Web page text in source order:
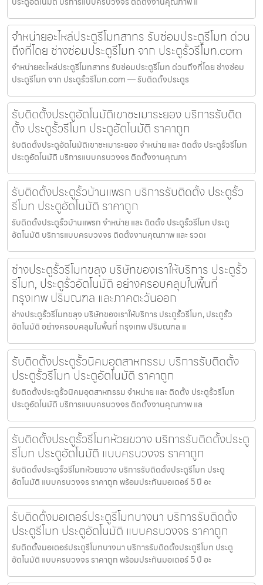
จำหน่ายอะไหล่ประตูรีโมทสาทร รับซ่อมประตูรีโมท ด่วน
ถึงที่โดย ช่างซ่อมประตูรีโมท จาก ประตูรั้วรีโมท.com
จำหน่ายอะไหล่ประตูรีโมทสาทร รับซ่อมประตูรีโมท ด่วนถึงที่โดย ช่างซ่อม
ประตูรีโมท จาก ประตูรั้วรีโมท.com — รับติดตั้งประตูร
รับติดตั้งประตูอัตโนมัติเขาชะเมาระยอง บริการรับติด
ตั้ง ประตูรั้วรีโมท ประตูอัตโนมัติ ราคาถูก
รับติดตั้งประตูอัตโนมัติเขาชะเมาระยอง จำหน่าย และ ติดตั้ง ประตูรั้วรีโมท
ประตูอัตโนมัติ บริการแบบครบวงจร ติดตั้งงานคุณภา
รับติดตั้งประตูรั้วบ้านแพรก บริการรับติดตั้ง ประตูรั้ว
รีโมท ประตูอัตโนมัติ ราคาถูก
รับติดตั้งประตูรั้วบ้านแพรก จำหน่าย และ ติดตั้ง ประตูรั้วรีโมท ประตู
อัตโนมัติ บริการแบบครบวงจร ติดตั้งงานคุณภาพ และ รวดเ
ช่างประตูรั้วรีโมทขลุง บริษัทของเราให้บริการ ประตูรั้ว
รีโมท, ประตูรั้วอัตโนมัติ อย่างครอบคลุมในพื้นที่
กรุงเทพ ปริมณฑล และภาคตะวันออก
ช่างประตูรั้วรีโมทขลุง บริษัทของเราให้บริการ ประตูรั้วรีโมท, ประตูรั้ว
อัตโนมัติ อย่างครอบคลุมในพื้นที่ กรุงเทพ ปริมณฑล แ
รับติดตั้งประตูรั้วนิคมอุตสาหกรรม บริการรับติดตั้ง
ประตูรั้วรีโมท ประตูอัตโนมัติ ราคาถูก
รับติดตั้งประตูรั้วนิคมอุตสาหกรรม จำหน่าย และ ติดตั้ง ประตูรั้วรีโมท
ประตูอัตโนมัติ บริการแบบครบวงจร ติดตั้งงานคุณภาพ แล
รับติดตั้งประตูรั้วรีโมทห้วยขวาง บริการรับติดตั้งประตู
รีโมท ประตูอัตโนมัติ แบบครบวงจร ราคาถูก
รับติดตั้งประตูรั้วรีโมทห้วยขวาง บริการรับติดตั้งประตูรีโมท ประตู
อัตโนมัติ แบบครบวงจร ราคาถูก พร้อมประกันมอเตอร์ 5 ปี อะ
รับติดตั้งมอเตอร์ประตูรีโมทบางนา บริการรับติดตั้ง
ประตูรีโมท ประตูอัตโนมัติ แบบครบวงจร ราคาถูก
รับติดตั้งมอเตอร์ประตูรีโมทบางนา บริการรับติดตั้งประตูรีโมท ประตู
อัตโนมัติ แบบครบวงจร ราคาถูก พร้อมประกันมอเตอร์ 5 ปี อะ